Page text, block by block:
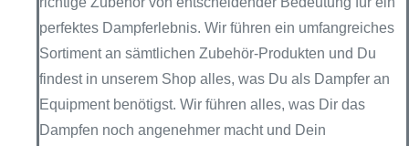
perfektes Dampferlebnis. Wir führen ein umfangreiches
Sortiment an sämtlichen Zubehör-Produkten und Du
findest in unserem Shop alles, was Du als Dampfer an
Equipment benötigst. Wir führen alles, was Dir das
Dampfen noch angenehmer macht und Dein